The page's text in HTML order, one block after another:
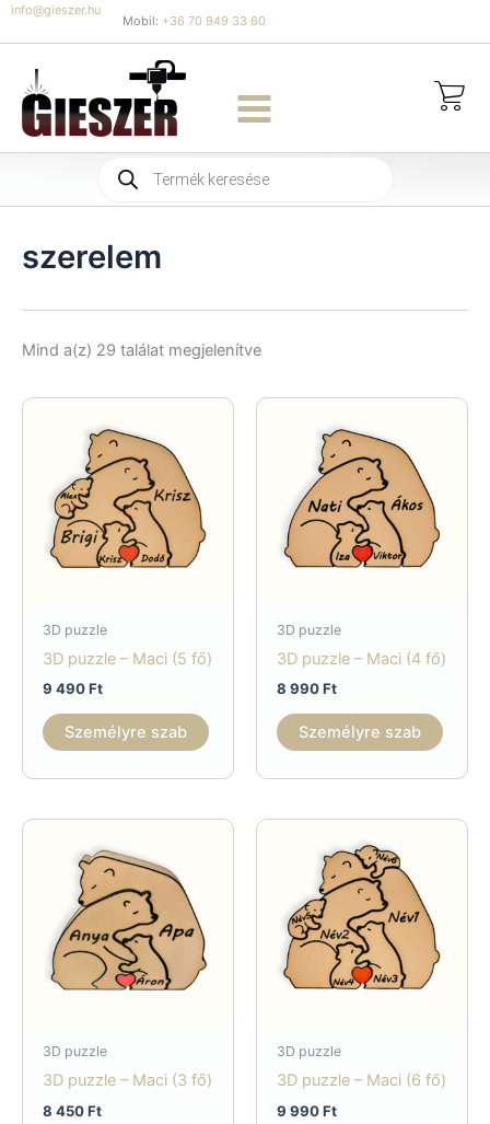
Skip
to
content
info@gieszer.hu
Mobil: +36 70 949 33 60
Products
search
szerelem
Mind a(z) 29 találat megjelenítveSorted
3D puzzle
3D puzzle – Maci (5 fő)
9 490Ft
Személyre szab
3D puzzle
3D puzzle – Maci (4 fő)
8 990Ft
Személyre szab
3D puzzle
3D puzzle – Maci (3 fő)
8 450Ft
3D puzzle
3D puzzle – Maci (6 fő)
9 990Ft